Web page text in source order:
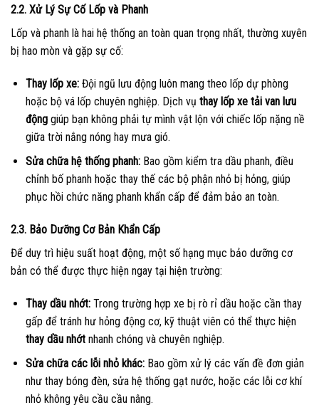
2.2. Xử Lý Sự Cố Lốp và Phanh
Lốp và phanh là hai hệ thống an toàn quan trọng nhất, thường xuyên
bị hao mòn và gặp sự cố:
Thay lốp xe:Đội ngũ lưu động luôn mang theo lốp dự phòng
hoặc bộ vá lốp chuyên nghiệp. Dịch vụ thay lốp xe tải van lưu
độnggiúp bạn không phải tự mình vật lộn với chiếc lốp nặng nề
giữa trời nắng nóng hay mưa gió.
Sửa chữa hệ thống phanh:Bao gồm kiểm tra dầu phanh, điều
chỉnh bố phanh hoặc thay thế các bộ phận nhỏ bị hỏng, giúp
phục hồi chức năng phanh khẩn cấp để đảm bảo an toàn.
2.3. Bảo Dưỡng Cơ Bản Khẩn Cấp
Để duy trì hiệu suất hoạt động, một số hạng mục bảo dưỡng cơ
bản có thể được thực hiện ngay tại hiện trường:
Thay dầu nhớt:Trong trường hợp xe bị rò rỉ dầu hoặc cần thay
gấp để tránh hư hỏng động cơ, kỹ thuật viên có thể thực hiện
thay dầu nhớtnhanh chóng và chuyên nghiệp.
Sửa chữa các lỗi nhỏ khác:Bao gồm xử lý các vấn đề đơn giản
như thay bóng đèn, sửa hệ thống gạt nước, hoặc các lỗi cơ khí
nhỏ không yêu cầu cầu nâng.